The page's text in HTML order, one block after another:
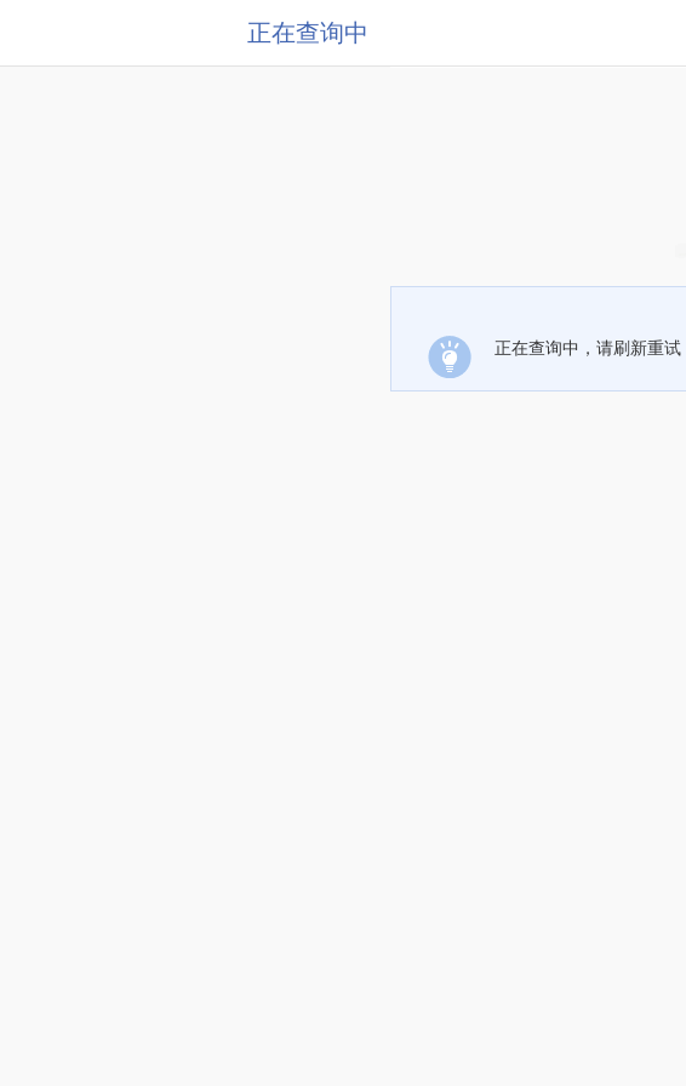
正在查询中
正在查询中，请刷新重试